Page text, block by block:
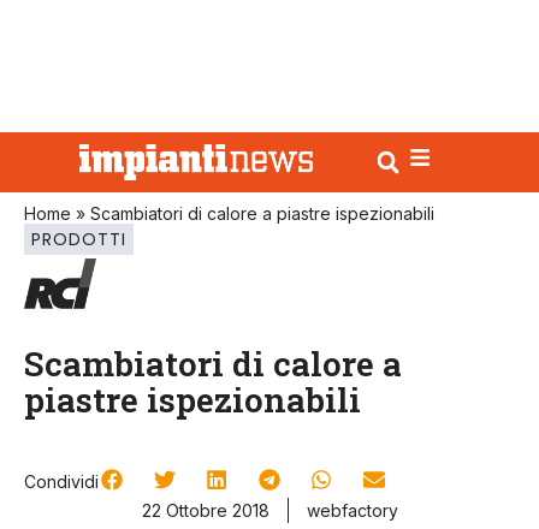
Home » Scambiatori di calore a piastre ispezionabili
PRODOTTI
Scambiatori di calore a
piastre ispezionabili
Condividi
22 Ottobre 2018
webfactory